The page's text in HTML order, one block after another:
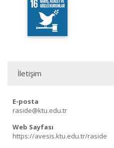
İletişim
E-posta
raside@ktu.edu.tr
Web Sayfası
https://avesis.ktu.edu.tr/raside